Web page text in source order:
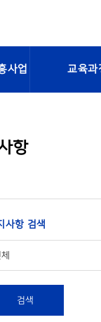
사업 교육과
항
사항 검색
검색